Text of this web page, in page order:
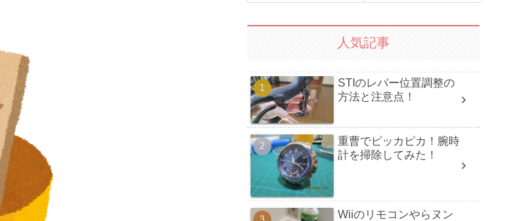
人気記事
STIのレバー位置調整の
方法と注意点！
重曹でピッカピカ！腕時
計を掃除してみた！
Wiiのリモコンやらヌン